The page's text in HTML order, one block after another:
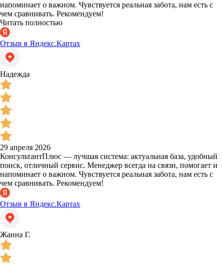
напоминает о важном. Чувствуется реальная забота, нам есть с
чем сравнивать. Рекомендуем!
Читать полностью
Отзыв в Яндекс.Картах
Надежда
29 апреля 2026
КонсультантПлюс — лучшая система: актуальная база, удобный
поиск, отличный сервис. Менеджер всегда на связи, помогает и
напоминает о важном. Чувствуется реальная забота, нам есть с
чем сравнивать. Рекомендуем!
Отзыв в Яндекс.Картах
Жанна Г.